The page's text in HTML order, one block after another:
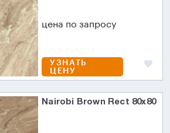
цена по запросу
УЗНАТЬ
ЦЕНУ
Nairobi Brown Rect 80x80